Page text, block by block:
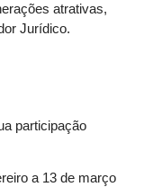
atrativas,
Jurídico.
participação
a 13 de março